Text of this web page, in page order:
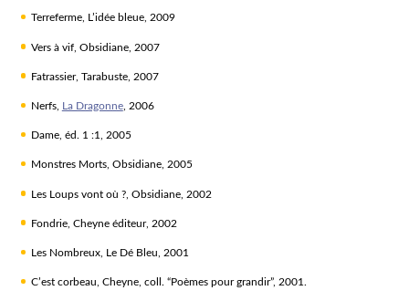
Terreferme, L’idée bleue, 2009
Vers à vif, Obsidiane, 2007
Fatrassier, Tarabuste, 2007
Nerfs, La Dragonne, 2006
Dame, éd. 1 :1, 2005
Monstres Morts, Obsidiane, 2005
Les Loups vont où ?, Obsidiane, 2002
Fondrie, Cheyne éditeur, 2002
Les Nombreux, Le Dé Bleu, 2001
C’est corbeau , Cheyne, coll. “Poèmes pour grandir”, 2001.